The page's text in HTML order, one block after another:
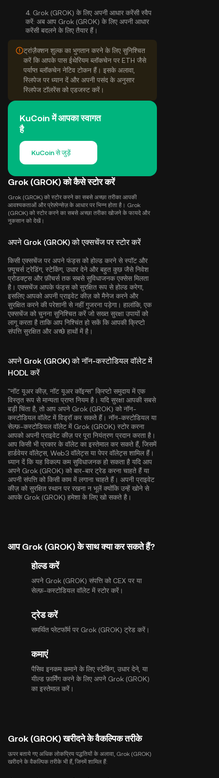
4. Grok (GROK) के लिए अपनी आधार करेंसी स्वैप
करें: अब आप Grok (GROK) के लिए अपनी आधार
करेंसी बदलने के लिए तैयार हैं।
ट्रांज़ैक्शन शुल्क का भुगतान करने के लिए सुनिश्चित
करें कि आपके पास ईथेरियम ब्लॉकचेन पर ETH जैसे
पर्याप्त ब्लॉकचेन नेटिव टोकन हैं। इसके अलावा,
स्लिपेज पर ध्यान दें और अपनी पसंद के अनुसार
स्लिपेज टॉलरेंस को एडजस्ट करें।
KuCoin में आपका स्वागत
है
KuCoin से जुड़ें
Grok (GROK) को कैसे स्टोर करें
Grok (GROK) को स्टोर करने का सबसे अच्छा तरीका आपकी
आवश्यकताओं और प्रेफ़्रेन्सेज़ के आधार पर भिन्न होता है। Grok
(GROK) को स्टोर करने का सबसे अच्छा तरीका खोजने के फायदे और
नुकसान को देखें।
अपने Grok (GROK) को एक्सचेंज पर स्टोर करें
किसी एक्सचेंज पर अपने फंड्स को होल्ड करने से स्पॉट और
फ़्यूचर्स ट्रेडिंग, स्टेकिंग, उधार देने और बहुत कुछ जैसे निवेश
प्रोडक्ट्स और फ़ीचर्स तक सबसे सुविधाजनक एक्सेस मिलता
है। एक्सचेंज आपके फंड्स को सुरक्षित रूप से होल्ड करेगा,
इसलिए आपको अपनी प्राइवेट कीज़ को मैनेज करने और
सुरक्षित करने की परेशानी से नहीं गुजरना पड़ेगा। हालांकि, एक
एक्सचेंज को चुनना सुनिश्चित करें जो सख्त सुरक्षा उपायों को
लागू करता है ताकि आप निश्चिंत हो सकें कि आपकी क्रिप्टो
संपत्ति सुरक्षित और अच्छे हाथों में है।
अपने Grok (GROK) को नॉन-कस्टोडियल वॉलेट में
HODL करें
"नॉट यूअर कीज़, नॉट यूअर कॉइन्स" क्रिप्टो समुदाय में एक
विस्तृत रूप से मान्यता प्राप्त नियम है। यदि सुरक्षा आपकी सबसे
बड़ी चिंता है, तो आप अपने Grok (GROK) को नॉन-
कस्टोडियल वॉलेट में विड्रॉ कर सकते हैं। नॉन-कस्टोडियल या
सेल्फ़-कस्टोडियल वॉलेट में Grok (GROK) स्टोर करना
आपको अपनी प्राइवेट कीज़ पर पूरा नियंत्रण प्रदान करता है।
आप किसी भी प्रकार के वॉलेट का इस्तेमाल कर सकते हैं, जिसमें
हार्डवेयर वॉलेट्स, Web3 वॉलेट्स या पेपर वॉलेट्स शामिल हैं।
ध्यान दें कि यह विकल्प कम सुविधाजनक हो सकता है यदि आप
अपने Grok (GROK) को बार-बार ट्रेड करना चाहते हैं या
अपनी संपत्ति को किसी काम में लगाना चाहते हैं। अपनी प्राइवेट
कीज़ को सुरक्षित स्थान पर रखना न भूलें क्योंकि उन्हें खोने से
आपके Grok (GROK) हमेशा के लिए खो सकते है।
आप Grok (GROK) के साथ क्या कर सकते हैं?
होल्ड करें
अपने Grok (GROK) संपत्ति को CEX पर या
सेल्फ़-कस्टोडियल वॉलेट में स्टोर करें।
ट्रेड करें
समर्थित प्लेटफॉर्म पर Grok (GROK) ट्रेड करें।
कमाएं
पैसिव इनकम कमाने के लिए स्टेकिंग, उधार देने, या
यील्ड फ़ार्मिंग करने के लिए अपने Grok (GROK)
का इस्तेमाल करें।
Grok (GROK) खरीदने के वैकल्पिक तरीके
ऊपर बताये गए अधिक लोकप्रिय पद्धतियों के अलावा, Grok (GROK)
खरीदने के वैकल्पिक तरीके भी हैं, जिनमें शामिल हैं: